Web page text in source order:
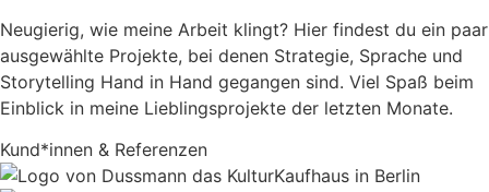
Neugierig, wie meine Arbeit klingt? Hier findest du ein paar
ausgewählte Projekte, bei denen Strategie, Sprache und
Storytelling Hand in Hand gegangen sind. Viel Spaß beim
Einblick in meine Lieblingsprojekte der letzten Monate.
Kund*innen & Referenzen